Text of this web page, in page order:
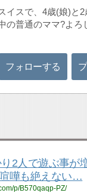
イスで、4歳(娘)と
の普通のママ?よろ
フォローする
2人で遊ぶ事が
嘩も絶えない…
p/B570qaqp-PZ/